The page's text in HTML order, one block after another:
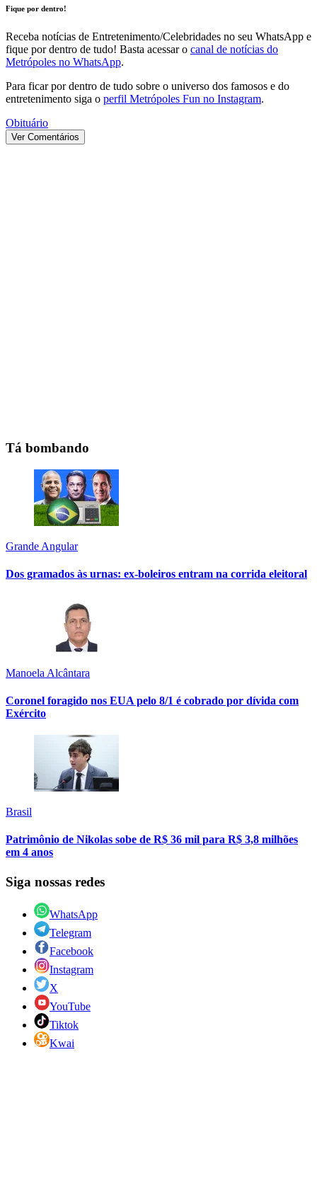
Fique por dentro!
Receba notícias de Entretenimento/Celebridades no seu WhatsApp e
fique por dentro de tudo! Basta acessar o canal de notícias do
Metrópoles no WhatsApp.
Para ficar por dentro de tudo sobre o universo dos famosos e do
entretenimento siga o perfil Metrópoles Fun no Instagram.
Obituário
Ver Comentários
Tá bombando
Grande Angular
Dos gramados às urnas: ex-boleiros entram na corrida eleitoral
Manoela Alcântara
Coronel foragido nos EUA pelo 8/1 é cobrado por dívida com
Exército
Brasil
Patrimônio de Nikolas sobe de R$ 36 mil para R$ 3,8 milhões
em 4 anos
Siga nossas redes
WhatsApp
Telegram
Facebook
Instagram
X
YouTube
Tiktok
Kwai